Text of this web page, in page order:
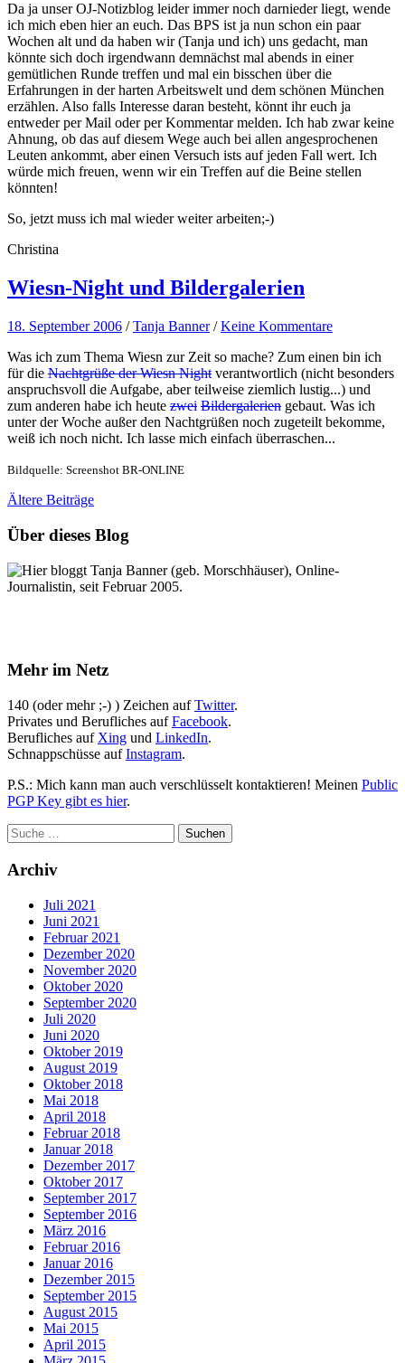
Da ja unser OJ-Notizblog leider immer noch darnieder liegt, wende
ich mich eben hier an euch. Das BPS ist ja nun schon ein paar
Wochen alt und da haben wir (Tanja und ich) uns gedacht, man
könnte sich doch irgendwann demnächst mal abends in einer
gemütlichen Runde treffen und mal ein bisschen über die
Erfahrungen in der harten Arbeitswelt und dem schönen München
erzählen. Also falls Interesse daran besteht, könnt ihr euch ja
entweder per Mail oder per Kommentar melden. Ich hab zwar keine
Ahnung, ob das auf diesem Wege auch bei allen angesprochenen
Leuten ankommt, aber einen Versuch ists auf jeden Fall wert. Ich
würde mich freuen, wenn wir ein Treffen auf die Beine stellen
könnten!
So, jetzt muss ich mal wieder weiter arbeiten;-)
Christina
Wiesn-Night und Bildergalerien
18. September 2006 /Tanja Banner /Keine Kommentare
Was ich zum Thema Wiesn zur Zeit so mache? Zum einen bin ich
für die Nachtgrüße der Wiesn Night verantwortlich (nicht besonders
anspruchsvoll die Aufgabe, aber teilweise ziemlich lustig...) und
zum anderen habe ich heute zwei Bildergalerien gebaut. Was ich
unter der Woche außer den Nachtgrüßen noch zugeteilt bekomme,
weiß ich noch nicht. Ich lasse mich einfach überraschen...
Bildquelle: Screenshot BR-ONLINE
Ältere Beiträge
Über dieses Blog
Hier bloggt Tanja Banner (geb. Morschhäuser), Online-
Journalistin, seit Februar 2005.
Mehr im Netz
140 (oder mehr ;-) ) Zeichen aufTwitter.
Privates und Berufliches aufFacebook.
Berufliches auf Xing und LinkedIn.
Schnappschüsse aufInstagram.
P.S.: Mich kann man auch verschlüsselt kontaktieren! Meinen Public
PGP Key gibt es hier.
Archiv
Juli 2021
Juni 2021
Februar 2021
Dezember 2020
November 2020
Oktober 2020
September 2020
Juli 2020
Juni 2020
Oktober 2019
August 2019
Oktober 2018
Mai 2018
April 2018
Februar 2018
Januar 2018
Dezember 2017
Oktober 2017
September 2017
September 2016
März 2016
Februar 2016
Januar 2016
Dezember 2015
September 2015
August 2015
Mai 2015
April 2015